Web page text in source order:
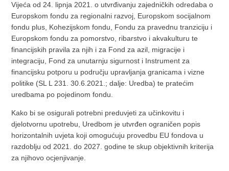
Vijeća od 24. lipnja 2021. o utvrđivanju zajedničkih odredaba o
Europskom fondu za regionalni razvoj, Europskom socijalnom
fondu plus, Kohezijskom fondu, Fondu za pravednu tranziciju i
Europskom fondu za pomorstvo, ribarstvo i akvakulturu te
financijskih pravila za njih i za Fond za azil, migracije i
integraciju, Fond za unutarnju sigurnost i Instrument za
financijsku potporu u području upravljanja granicama i vizne
politike (SL L 231. 30.6.2021.; dalje: Uredba) te pratećim
uredbama po pojedinom fondu.
Kako bi se osigurali potrebni preduvjeti za učinkovitu i
djelotvornu upotrebu, Uredbom je utvrđen ograničen popis
horizontalnih uvjeta koji omogućuju provedbu EU fondova u
razdoblju od 2021. do 2027. godine te skup objektivnih kriterija
za njihovo ocjenjivanje.